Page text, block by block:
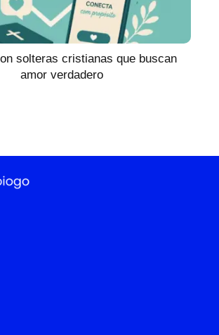
solteras cristianas que buscan
amor verdadero